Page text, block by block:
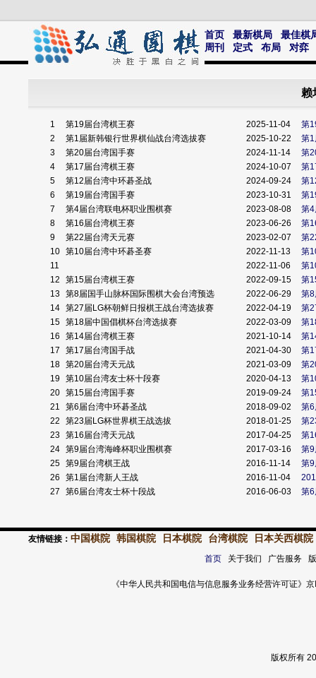
首页 最新棋局
最佳棋
周刊
定式 布局 对弈
赖
1 第19届台湾棋王赛 2025-11-04
第
2
第1届新韩银行世界棋仙战台湾选拔赛 2025-10-22
第1
3
第20届台湾国手赛 2024-11-14
第
4
第17届台湾棋王赛 2024-10-07
第
5
第12届台湾中环碁圣战 2024-09-24
第
6
第19届台湾国手赛 2023-10-31
第
7
第4届台湾联电杯职业围棋赛 2023-08-08
第4
8
第16届台湾棋王赛 2023-06-26
第
9
第22届台湾天元赛 2023-02-07
第
10 第10届台湾中环碁圣赛 2022-11-13
第
11
2022-11-06
第
12
第15届台湾棋王赛 2022-09-15
第
13 第8届国手山脉杯国际围棋大会台湾预选 2022-06-29
第8
14 第27届LG杯朝鲜日报棋王战台湾选拔赛 2022-04-19
第
15 第18届中国倡棋杯台湾选拔赛 2022-03-09
第
16
第14届台湾棋王赛 2021-10-14
第
17
第17届台湾国手战 2021-04-30
第
18 第20届台湾天元战 2021-03-09
第
19 第10届台湾友士杯十段赛 2020-04-13
第
20 第15届台湾国手赛 2019-09-24
第
21
第6届台湾中环碁圣战 2018-09-02
第
22
第23届LG杯世界棋王战选拔 2018-01-25
第
23 第16届台湾天元战 2017-04-25
第
24 第9届台湾海峰杯职业围棋赛 2017-03-16
第
25 第9届台湾棋王战 2016-11-14
第
26
第1届台湾新人王战 2016-11-04
27
第6届台湾友士杯十段战 2016-06-03 第6
友情链接： 中国棋院 韩国棋院 日本棋院 台湾棋院 日本关西棋院
首页关于我们 广告服务
《中华人民共和国电信与信息服务业务经营许可证
版权所有